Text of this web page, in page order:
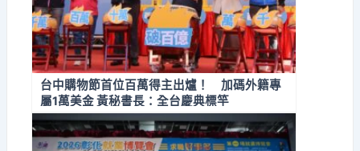
台中購物節首位百萬得主出爐！ 加碼外籍專
屬1萬美金 黃秘書長：全台慶典標竿